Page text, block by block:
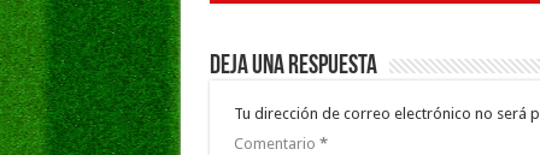
Deja una respuesta
Tu dirección de correo electrónico no será
Comentario *